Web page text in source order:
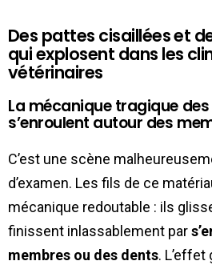
Des pattes cisaillées et
qui explosent dans les
vétérinaires
La mécanique tragique
s’enroulent autour des
C’est une scène
d’examen. Les fils de ce
mécanique redoutable : ils
finissent inlassablement par
membres ou des dents.